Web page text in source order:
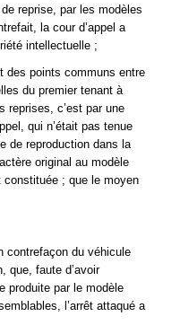
reprise, par les modèles
la cour d’appel a
intellectuelle ;
des points communs entre
du premier tenant à
reprises, c’est par une
qui n’était pas tenue
de reproduction dans la
original au modèle
constituée ; que le moyen
contrefaçon du véhicule
que, faute d’avoir
produite par le modèle
l’arrêt attaqué a